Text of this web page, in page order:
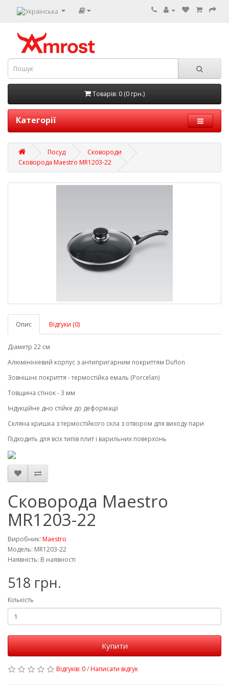
Товарів: 0 (0 грн.)
Категорії
Посуд
Сковороди
Сковорода Maestro MR1203-22
Опис Відгуки (0)
Діаметр 22 см
Алюмінініевий корпус з антипригарним покриттям Duflon
Зовнішнє покриття - термостійка емаль (Porcelan)
Товщина стінок - 3 мм
Індукційне дно стійке до деформації
Скляна кришка з термостійкого скла з отвором для виходу пари
Підходить для всіх типів плит і варильних поверхонь
Сковорода Maestro
MR1203-22
Виробник: Maestro
Модель: MR1203-22
Наявність: В наявності
518 грн.
Кількість
Купити
Відгуків: 0/Написати відгук